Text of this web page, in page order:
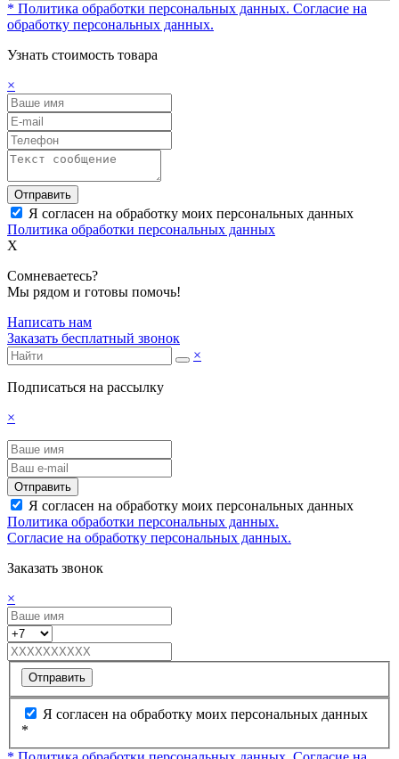
* Политика обработки персональных данных. Согласие на
обработку персональных данных.
Узнать стоимость товара
×
Отправить
Я согласен на обработку моих персональных данных
Политика обработки персональных данных
X
Сомневаетесь?
Мы рядом и готовы помочь!
Написать нам
Заказать бесплатный звонок
×
Подписаться на рассылку
×
Отправить
Я согласен на обработку моих персональных данных
Политика обработки персональных данных.
Согласие на обработку персональных данных.
Заказать звонок
×
Отправить
Я согласен на обработку моих персональных данных
*